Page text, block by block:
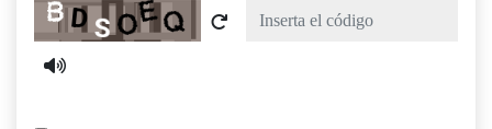
Captcha